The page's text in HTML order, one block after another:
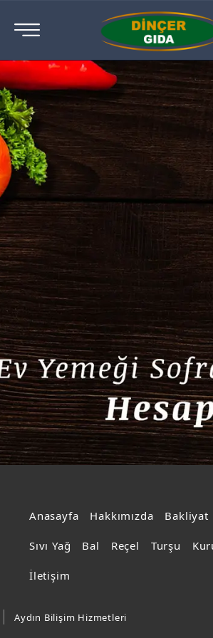
Anasayfa Hakkımızda Bakliyat
Sıvı Yağ Bal Reçel Turşu
İletişim
Aydın Bilişim Hizmetleri